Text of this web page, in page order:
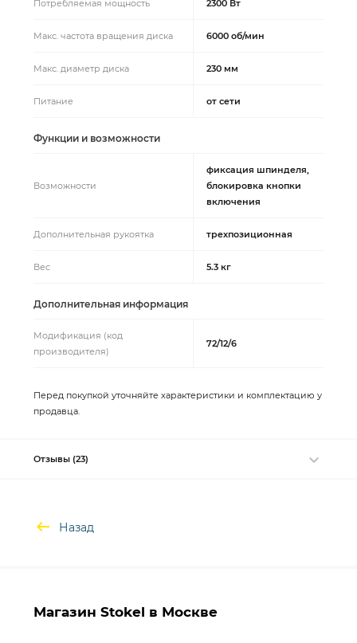
Потребляемая мощность 2300 Вт
Макс. частота вращения диска 6000 об/мин
Макс. диаметр диска 230 мм
Питание от сети
Функции и возможности
Возможности
фиксация шпинделя,
блокировка кнопки
включения
Дополнительная рукоятка трехпозиционная
Вес 5.3 кг
Дополнительная информация
Модификация (код
производителя)
72/12/6
Перед покупкой уточняйте характеристики и комплектацию у
продавца.
Отзывы (23)
Назад
Магазин Stokel в Москве